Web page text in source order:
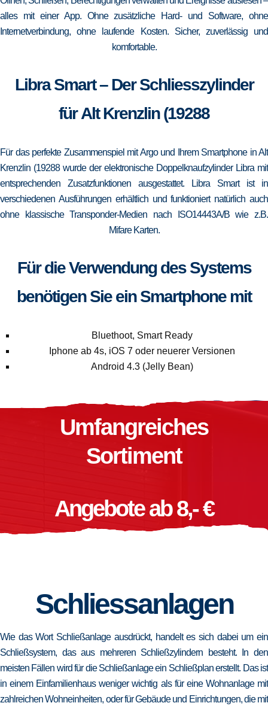
alles mit einer App. Ohne zusätzliche Hard- und Software, ohne
Internetverbindung, ohne laufende Kosten. Sicher, zuverlässig und
komfortable.
Libra Smart – Der Schliesszylinder
für Alt Krenzlin (19288
Für das perfekte Zusammenspiel mit Argo und Ihrem Smartphone in Alt
Krenzlin (19288 wurde der elektronische Doppelknaufzylinder Libra mit
entsprechenden Zusatzfunktionen ausgestattet. Libra Smart ist in
verschiedenen Ausführungen erhältlich und funktioniert natürlich auch
ohne klassische Transponder-Medien nach ISO14443A/B wie z.B.
Mifare Karten.
Für die Verwendung des Systems
benötigen Sie ein Smartphone mit
Bluethoot, Smart Ready
Iphone ab 4s, iOS 7 oder neuerer Versionen
Android 4.3 (Jelly Bean)
Umfangreiches
Sortiment
Angebote ab 8,- €
Schliessanlagen
Wie das Wort Schließanlage ausdrückt, handelt es sich dabei um ein
Schließsystem, das aus mehreren Schließzylindern besteht. In den
meisten Fällen wird für die Schließanlage ein Schließplan erstellt. Das ist
in einem Einfamilienhaus weniger wichtig als für eine Wohnanlage mit
zahlreichen Wohneinheiten, oder für Gebäude und Einrichtungen, die mit